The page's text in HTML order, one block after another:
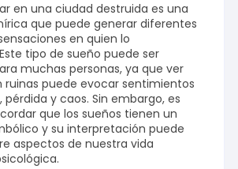
en una ciudad destruida es una
que puede generar diferentes
en quien lo
tipo de sueño puede ser
muchas personas, ya que ver
ruinas puede evocar sentimientos
pérdida y caos. Sin embargo, es
que los sueños tienen un
y su interpretación puede
aspectos de nuestra vida